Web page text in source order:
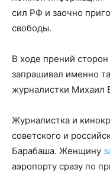
сил РФ и заочно
свободы.
В ходе прений
запрашивал именно
журналистки Михаил
Журналистка и
советского и
Барабаша. Женщину
аэропорту сразу по